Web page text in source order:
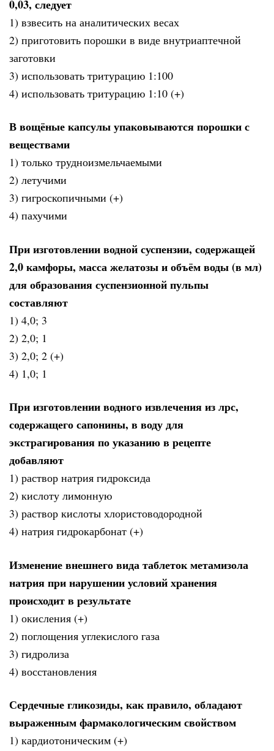
0,03, следует
1) взвесить на аналитических весах
2) приготовить порошки в виде внутриаптечной
заготовки
3) использовать тритурацию 1:100
4) использовать тритурацию 1:10 (+)
В вощёные капсулы упаковываются порошки с
веществами
1) только трудноизмельчаемыми
2) летучими
3) гигроскопичными (+)
4) пахучими
При изготовлении водной суспензии, содержащей
2,0 камфоры, масса желатозы и объём воды (в мл)
для образования суспензионной пульпы
составляют
1) 4,0; 3
2) 2,0; 1
3) 2,0; 2 (+)
4) 1,0; 1
При изготовлении водного извлечения из лрс,
содержащего сапонины, в воду для
экстрагирования по указанию в рецепте
добавляют
1) раствор натрия гидроксида
2) кислоту лимонную
3) раствор кислоты хлористоводородной
4) натрия гидрокарбонат (+)
Изменение внешнего вида таблеток метамизола
натрия при нарушении условий хранения
происходит в результате
1) окисления (+)
2) поглощения углекислого газа
3) гидролиза
4) восстановления
Сердечные гликозиды, как правило, обладают
выраженным фармакологическим свойством
1) кардиотоническим (+)